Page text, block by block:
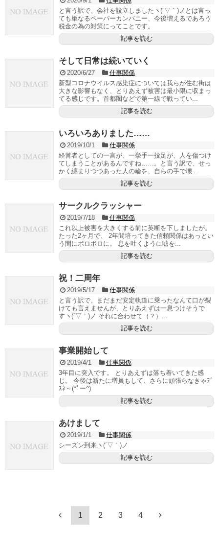
と言う訳で、会社を設立しましたヽ(´▽｀)ノとは言っ
ても単なるペーパーカンパニー、今後増えるであろう
税金の為の対策にってことです。
記事を読む
そして日常は続いていく
2020/6/27
仕事関係
新型コロナウイルス感染症については我らが住む街は
大きな影響もなく、とりあえず被害は最小限に収まっ
てる感じです。首都圏などで第一線で戦ってい...
記事を読む
いろいろありました……
2019/10/1
仕事関係
経営者としての一言が、一挙手一投足が、人を傷つけ
てしまうことがあるんですね……。と言う訳で、せっ
かく纏まりつつあった人の輪を、自らの手で壊...
記事を読む
サークルクラッシャー
2019/7/18
仕事関係
これ以上被害を大きくする前に英断を下しましたが。
たった2ヶ月で、 2年間培ってきた信頼関係はあっとい
う間にボロボロに。 息を吐くように嘘を...
記事を読む
祝！二周年
2019/5/17
仕事関係
と言う訳で。まだまだ安定軌道に乗ったなんて口が裂
けても言えませんが、とりあえずは一息つけそうで
すヽ(´▽｀)ノ それに合わせて（？）...
記事を読む
事業開始して
2019/4/1
仕事関係
3年目に突入です。 とりあえずは落ち着いてきた感
じ。 今後は新たに増員もして、さらに頑張らなきゃﾃﾞ
ｽﾈ～(*ﾟー^)
記事を読む
あけまして
2019/1/1
仕事関係
シーズン到来ヽ(´▽｀)ノ
記事を読む
1 2 3 4